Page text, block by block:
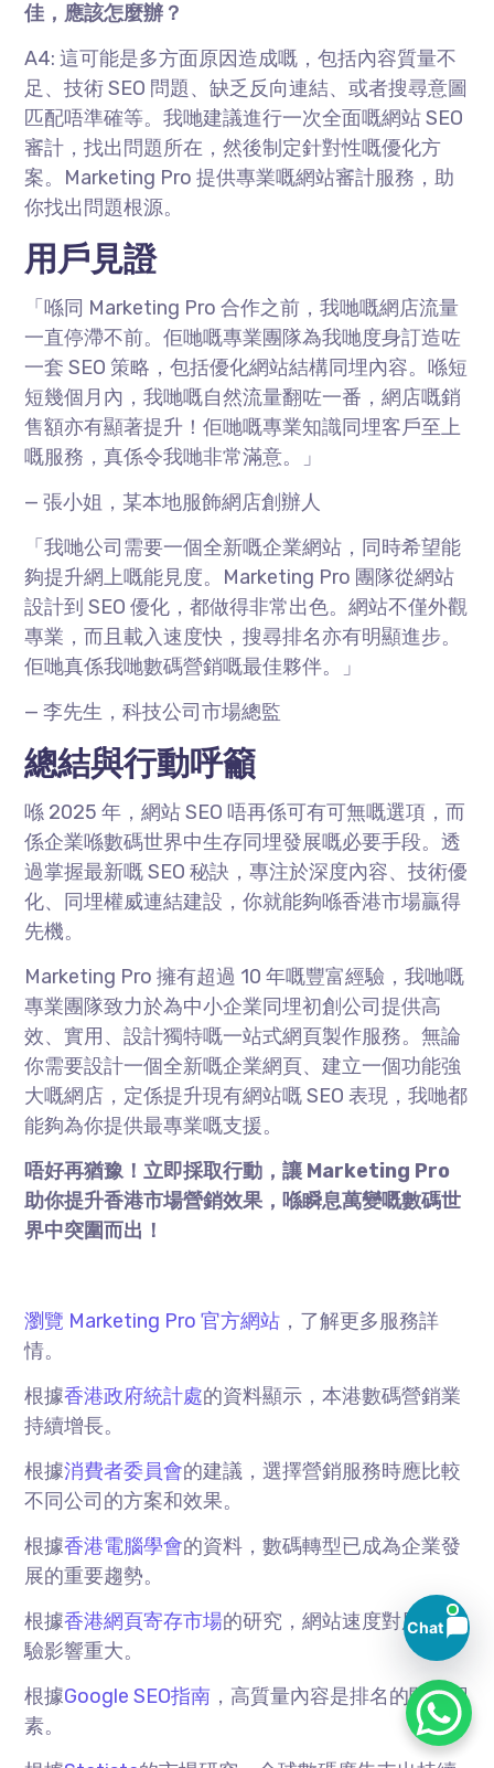
佳，應該怎麼辦？
A4: 這可能是多方面原因造成嘅，包括內容質量不
足、技術 SEO 問題、缺乏反向連結、或者搜尋意圖
匹配唔準確等。我哋建議進行一次全面嘅網站 SEO
審計，找出問題所在，然後制定針對性嘅優化方
案。Marketing Pro 提供專業嘅網站審計服務，助
你找出問題根源。
用戶見證
「喺同 Marketing Pro 合作之前，我哋嘅網店流量
一直停滯不前。佢哋嘅專業團隊為我哋度身訂造咗
一套 SEO 策略，包括優化網站結構同埋內容。喺短
短幾個月內，我哋嘅自然流量翻咗一番，網店嘅銷
售額亦有顯著提升！佢哋嘅專業知識同埋客戶至上
嘅服務，真係令我哋非常滿意。」
— 張小姐，某本地服飾網店創辦人
「我哋公司需要一個全新嘅企業網站，同時希望能
夠提升網上嘅能見度。Marketing Pro 團隊從網站
設計到 SEO 優化，都做得非常出色。網站不僅外觀
專業，而且載入速度快，搜尋排名亦有明顯進步。
佢哋真係我哋數碼營銷嘅最佳夥伴。」
— 李先生，科技公司市場總監
總結與行動呼籲
喺 2025 年，網站 SEO 唔再係可有可無嘅選項，而
係企業喺數碼世界中生存同埋發展嘅必要手段。透
過掌握最新嘅 SEO 秘訣，專注於深度內容、技術優
化、同埋權威連結建設，你就能夠喺香港市場贏得
先機。
Marketing Pro 擁有超過 10 年嘅豐富經驗，我哋嘅
專業團隊致力於為中小企業同埋初創公司提供高
效、實用、設計獨特嘅一站式網頁製作服務。無論
你需要設計一個全新嘅企業網頁、建立一個功能強
大嘅網店，定係提升現有網站嘅 SEO 表現，我哋都
能夠為你提供最專業嘅支援。
唔好再猶豫！立即採取行動，讓 Marketing Pro
助你提升香港市場營銷效果，喺瞬息萬變嘅數碼世
界中突圍而出！
瀏覽 Marketing Pro 官方網站 ，了解更多服務詳
情。
根據香港政府統計處的資料顯示，本港數碼營銷業
持續增長。
根據消費者委員會的建議，選擇營銷服務時應比較
不同公司的方案和效果。
根據香港電腦學會的資料，數碼轉型已成為企業發
展的重要趨勢。
根據香港網頁寄存市場的研究，網站速度對用戶體
驗影響重大。
根據Google SEO指南 ，高質量內容是排名的關鍵因
素。
Chat